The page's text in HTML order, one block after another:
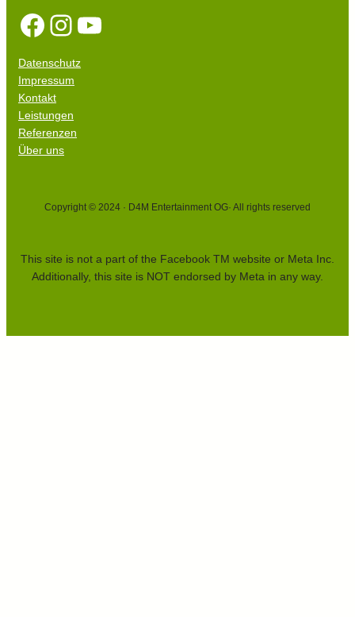
Facebook Instagram YouTube
Datenschutz
Impressum
Kontakt
Leistungen
Referenzen
Über uns
Copyright © 2024 · D4M Entertainment OG· All rights reserved
This site is not a part of the Facebook TM website or Meta Inc.
Additionally, this site is NOT endorsed by Meta in any way.